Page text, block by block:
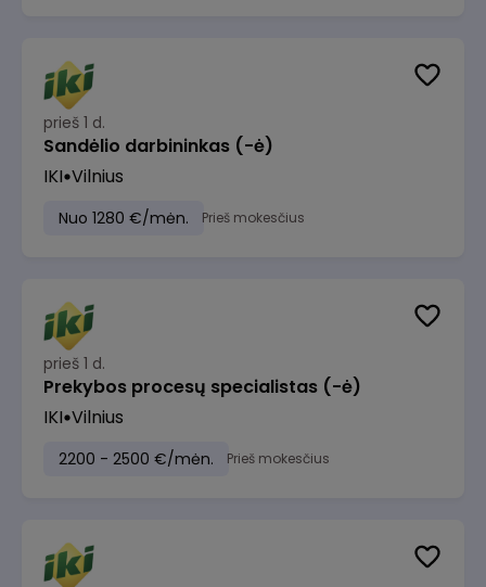
prieš 1 d.
Sandėlio darbininkas (-ė)
IKI Vilnius
Nuo 1280 €/mėn. Prieš mokesčius
prieš 1 d.
Prekybos procesų specialistas (-ė)
IKI Vilnius
2200 - 2500 €/mėn. Prieš mokesčius